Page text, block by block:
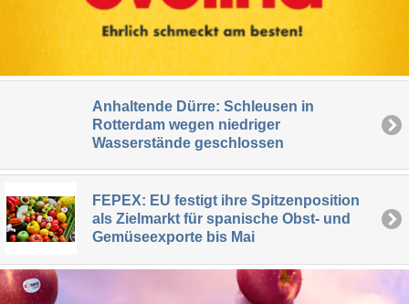
Anhaltende Dürre: Schleusen in
Rotterdam wegen niedriger
Wasserstände geschlossen
FEPEX: EU festigt ihre Spitzenposition
als Zielmarkt für spanische Obst- und
Gemüseexporte bis Mai